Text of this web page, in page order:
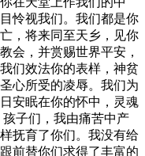
怜视我们。我们都是你
，将来同至天乡，见你
会，并赏赐世界平安，
们效法你的表样，神贫
心所受的凌辱。我们为
安眠在你的怀中，灵魂
子们，我由痛苦中产
抚育了你们。我没有给
前替你们求得了丰富的